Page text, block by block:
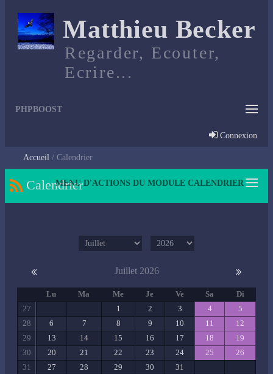
Matthieu Becker
Regarder, Ecouter,
Ecrire...
PHPBOOST
Connexion
Accueil Calendrier
MENU D'ACTIONS DU MODULE CALENDRIER
Calendrier
Juillet 2026
Lu Ma Me Je Ve Sa
Di
27
1 2 3 4
5
28
6 7 8 9 10 11
12
29
13 14 15 16 17 18
19
30
20 21 22 23 24 25
26
31
27 28 29 30 31